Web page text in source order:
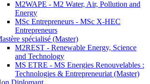
M2WAPE - M2 Water, Air, Pollution and
Energy
MSc Entrepreneurs - MSc X-HEC
Entrepreneurs
spécialisé (Master)
M2REST - Renewable Energy, Science
and Technology
MS ETRE - MS Energies Renouvelables :
Technologies & Entrepreneuriat (Master)
Diplomant